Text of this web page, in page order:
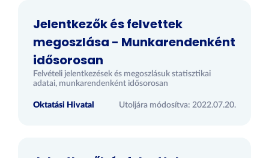
Jelentkezők és felvettek
megoszlása - Munkarendenként
idősorosan
Felvételi jelentkezések és megoszlásuk statisztikai
adatai, munkarendenként idősorosan
Oktatási Hivatal Utoljára módosítva: 2022.07.20.